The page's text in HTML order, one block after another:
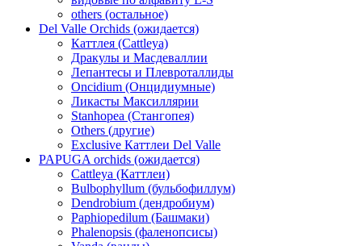
others (остальное)
Del Valle Orchids (ожидается)
Каттлея (Cattleya)
Дракулы и Масдеваллии
Лепантесы и Плевроталлиды
Oncidium (Онцидиумные)
Ликасты Максиллярии
Stanhopea (Стангопея)
Others (другие)
Exclusive Каттлеи Del Valle
PAPUGA orchids (ожидается)
Cattleya (Каттлеи)
Bulbophyllum (бульбофиллум)
Dendrobium (дендробиум)
Paphiopedilum (Башмаки)
Phalenopsis (фаленопсисы)